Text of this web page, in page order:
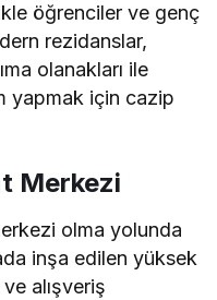
öğrenciler ve genç
rezidanslar,
olanakları ile
yapmak için cazip
Merkezi
olma yolunda
inşa edilen yüksek
alışveriş